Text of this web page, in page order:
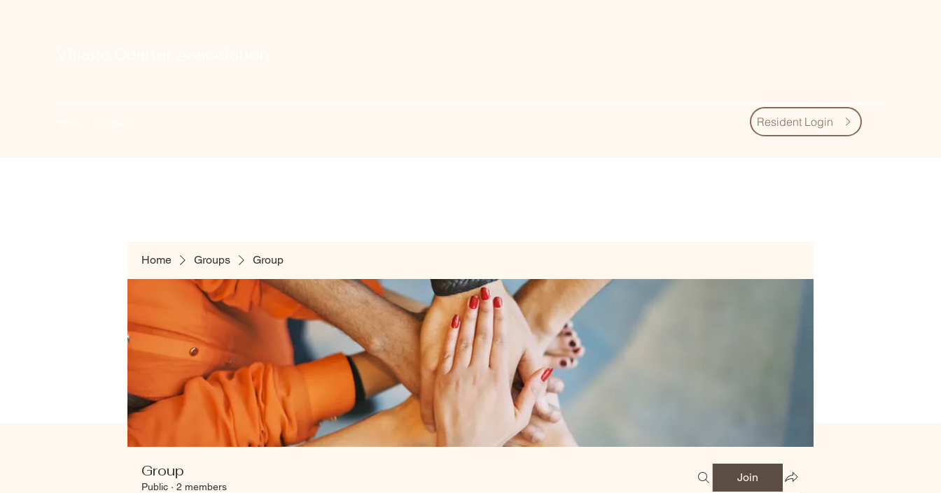
Resident Login
Home Groups Group
Group
Public · 2 members
Join